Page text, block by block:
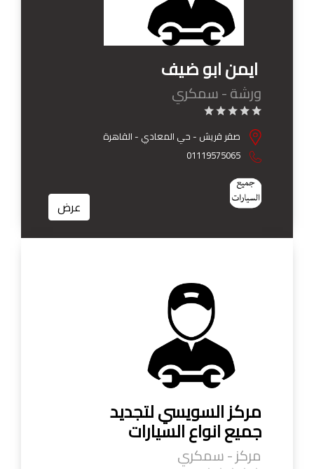
ايمن ابو ضيف
ورشة - سمكري
صقر قريش - حي المعادي - القاهرة
01119575065
عرض
مركز السويسي لتجديد
جميع انواع السيارات
مركز - سمكري